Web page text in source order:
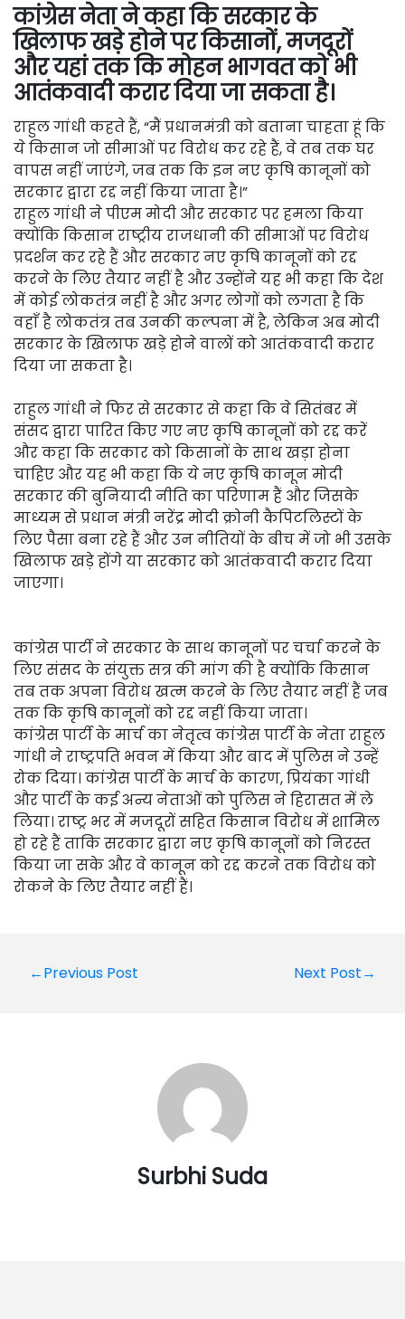
कांग्रेस नेता ने कहा कि सरकार के
खिलाफ खड़े होने पर किसानों, मजदूरों
और यहां तक ​​कि मोहन भागवत को भी
आतंकवादी करार दिया जा सकता है।
राहुल गांधी कहते हैं, “मैं प्रधानमंत्री को बताना चाहता हूं कि
ये किसान जो सीमाओं पर विरोध कर रहे हैं, वे तब तक घर
वापस नहीं जाएंगे, जब तक कि इन नए कृषि कानूनों को
सरकार द्वारा रद्द नहीं किया जाता है।”
राहुल गांधी ने पीएम मोदी और सरकार पर हमला किया
क्योंकि किसान राष्ट्रीय राजधानी की सीमाओं पर विरोध
प्रदर्शन कर रहे हैं और सरकार नए कृषि कानूनों को रद्द
करने के लिए तैयार नहीं है और उन्होंने यह भी कहा कि देश
में कोई लोकतंत्र नहीं है और अगर लोगों को लगता है कि
वहाँ है लोकतंत्र तब उनकी कल्पना में है, लेकिन अब मोदी
सरकार के खिलाफ खड़े होने वालों को आतंकवादी करार
दिया जा सकता है।
राहुल गांधी ने फिर से सरकार से कहा कि वे सितंबर में
संसद द्वारा पारित किए गए नए कृषि कानूनों को रद्द करें
और कहा कि सरकार को किसानों के साथ खड़ा होना
चाहिए और यह भी कहा कि ये नए कृषि कानून मोदी
सरकार की बुनियादी नीति का परिणाम हैं और जिसके
माध्यम से प्रधान मंत्री नरेंद्र मोदी क्रोनी कैपिटलिस्टों के
लिए पैसा बना रहे हैं और उन नीतियों के बीच में जो भी उसके
खिलाफ खड़े होंगे या सरकार को आतंकवादी करार दिया
जाएगा।
कांग्रेस पार्टी ने सरकार के साथ कानूनों पर चर्चा करने के
लिए संसद के संयुक्त सत्र की मांग की है क्योंकि किसान
तब तक अपना विरोध खत्म करने के लिए तैयार नहीं हैं जब
तक कि कृषि कानूनों को रद्द नहीं किया जाता।
कांग्रेस पार्टी के मार्च का नेतृत्व कांग्रेस पार्टी के नेता राहुल
गांधी ने राष्ट्रपति भवन में किया और बाद में पुलिस ने उन्हें
रोक दिया। कांग्रेस पार्टी के मार्च के कारण, प्रियंका गांधी
और पार्टी के कई अन्य नेताओं को पुलिस ने हिरासत में ले
लिया। राष्ट्र भर में मजदूरों सहित किसान विरोध में शामिल
हो रहे हैं ताकि सरकार द्वारा नए कृषि कानूनों को निरस्त
किया जा सके और वे कानून को रद्द करने तक विरोध को
रोकने के लिए तैयार नहीं हैं।
Post
←Previous Post Next Post→
Surbhi Suda